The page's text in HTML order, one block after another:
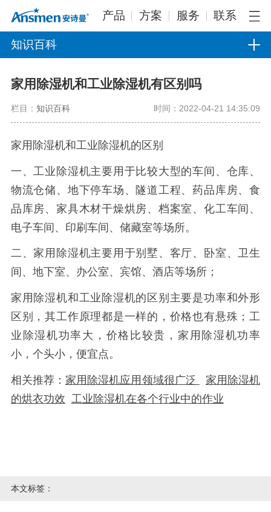
产品 方案 服务 联系
知识百科
家用除湿机和工业除湿机有区别吗
栏目： 知识百科 时间：2022-04-21 14:35:09
家用除湿机和工业除湿机的区别
一、工业除湿机主要用于比较大型的车间、仓库、
物流仓储、地下停车场、隧道工程、药品库房、食
品库房、家具木材干燥烘房、档案室、化工车间、
电子车间、印刷车间、储藏室等场所。
二、家用除湿机主要用于别墅、客厅、卧室、卫生
间、地下室、办公室、宾馆、酒店等场所；
家用除湿机和工业除湿机的区别主要是功率和外形
区别，其工作原理都是一样的，价格也有悬殊；工
业除湿机功率大，价格比较贵，家用除湿机功率
小，个头小，便宜点。
相关推荐： 家用除湿机应用领域很广泛
家用除湿机
的烘衣功效 工业除湿机在各个行业中的作业
本文标签：